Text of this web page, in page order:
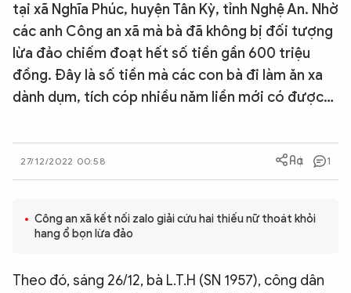
CÔNG AN TRONG LÒNG DÂN
CÔNG NGHỆ
tại xã Nghĩa Phúc, huyện Tân Kỳ, tỉnh Nghệ An. Nhờ
các anh Công an xã mà bà đã không bị đối tượng
lừa đảo chiếm đoạt hết số tiền gần 600 triệu
đồng. Đây là số tiền mà các con bà đi làm ăn xa
dành dụm, tích cóp nhiều năm liền mới có được…
27/12/2022 00:58 1
Công an xã kết nối zalo giải cứu hai thiếu nữ thoát khỏi
hang ổ bọn lừa đảo
Theo đó, sáng 26/12, bà L.T.H (SN 1957), công dân